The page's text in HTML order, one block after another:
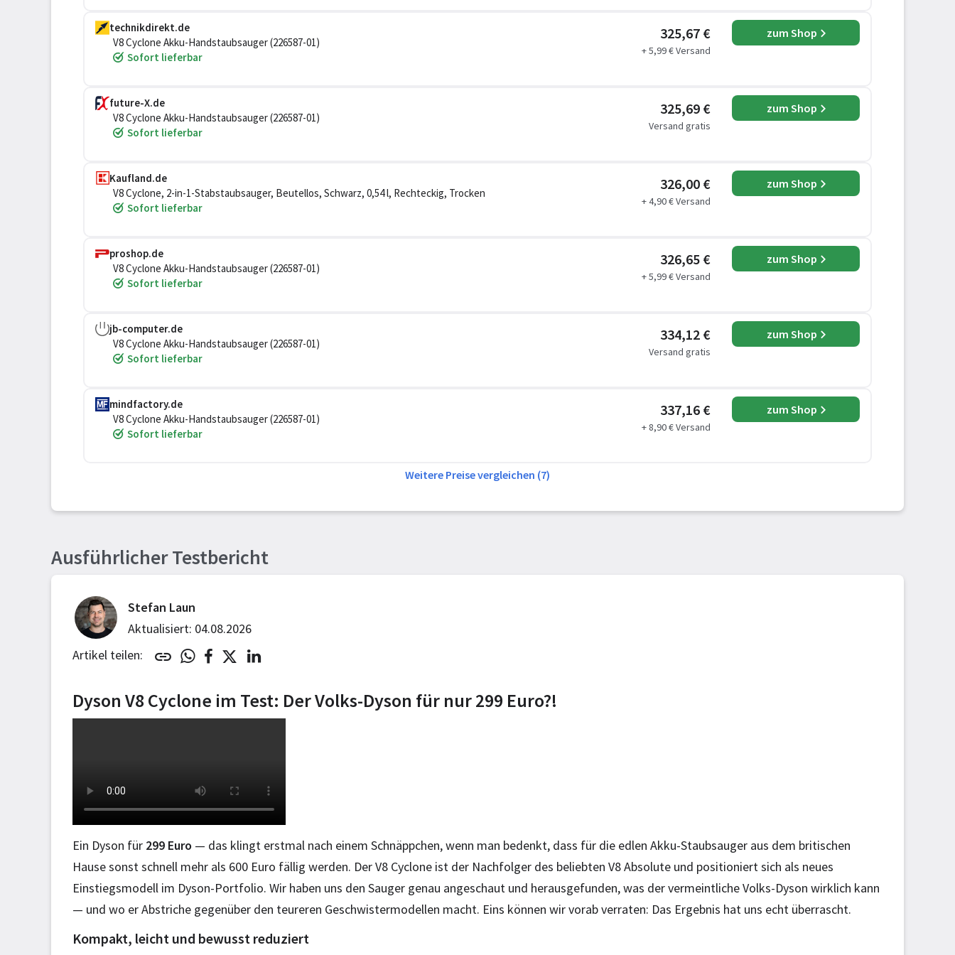
technikdirekt.de
V8 Cyclone Akku-Handstaubsauger (226587-01)
Sofort lieferbar
325,67 €
+ 5,99 € Versand
zum Shop
future-X.de
V8 Cyclone Akku-Handstaubsauger (226587-01)
Sofort lieferbar
325,69 €
Versand gratis
zum Shop
Kaufland.de
V8 Cyclone, 2-in-1-Stabstaubsauger, Beutellos, Schwarz, 0,54 l, Rechteckig, Trocken
Sofort lieferbar
326,00 €
+ 4,90 € Versand
zum Shop
proshop.de
V8 Cyclone Akku-Handstaubsauger (226587-01)
Sofort lieferbar
326,65 €
+ 5,99 € Versand
zum Shop
jb-computer.de
V8 Cyclone Akku-Handstaubsauger (226587-01)
Sofort lieferbar
334,12 €
Versand gratis
zum Shop
mindfactory.de
V8 Cyclone Akku-Handstaubsauger (226587-01)
Sofort lieferbar
337,16 €
+ 8,90 € Versand
zum Shop
Weitere Preise vergleichen (7)
Ausführlicher Testbericht
Stefan Laun
Aktualisiert: 04.08.2026
Artikel teilen:
Dyson V8 Cyclone im Test: Der Volks-Dyson für nur 299 Euro?!
Ein Dyson für 299 Euro — das klingt erstmal nach einem Schnäppchen, wenn man bedenkt, dass für die edlen Akku-Staubsauger aus dem britischen
Hause sonst schnell mehr als 600 Euro fällig werden. Der V8 Cyclone ist der Nachfolger des beliebten V8 Absolute und positioniert sich als neues
Einstiegsmodell im Dyson-Portfolio. Wir haben uns den Sauger genau angeschaut und herausgefunden, was der vermeintliche Volks-Dyson wirklich kann
— und wo er Abstriche gegenüber den teureren Geschwistermodellen macht. Eins können wir vorab verraten: Das Ergebnis hat uns echt überrascht.
Kompakt, leicht und bewusst reduziert